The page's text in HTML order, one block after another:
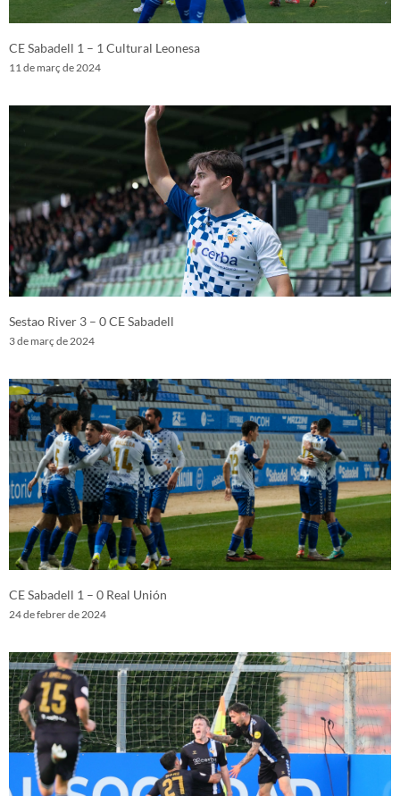
CE Sabadell 1 – 1 Cultural Leonesa
11 de març de 2024
Sestao River 3 – 0 CE Sabadell
3 de març de 2024
CE Sabadell 1 – 0 Real Unión
24 de febrer de 2024